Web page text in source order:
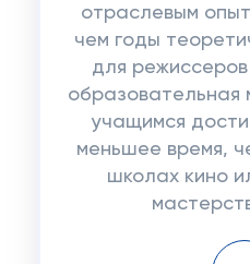
отраслевым
чем годы
для
образовательная
учащимся
меньшее время,
школах кино